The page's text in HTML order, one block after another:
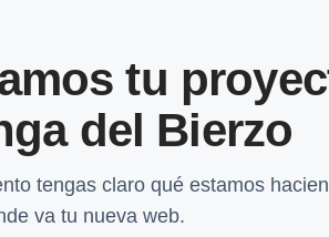
tu
del Bierzo
tengas claro qué estamos
va tu nueva web.